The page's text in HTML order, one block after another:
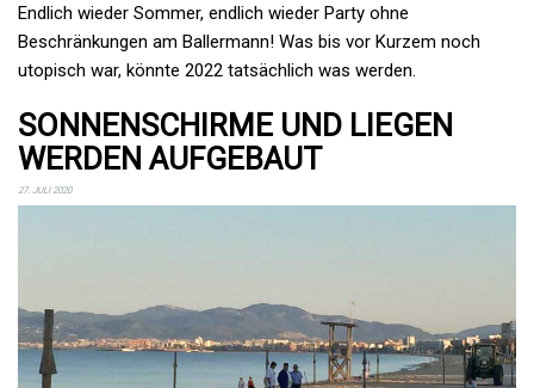
Endlich wieder Sommer, endlich wieder Party ohne
Beschränkungen am Ballermann! Was bis vor Kurzem noch
utopisch war, könnte 2022 tatsächlich was werden.
SONNENSCHIRME UND LIEGEN
WERDEN AUFGEBAUT
27. JULI 2020